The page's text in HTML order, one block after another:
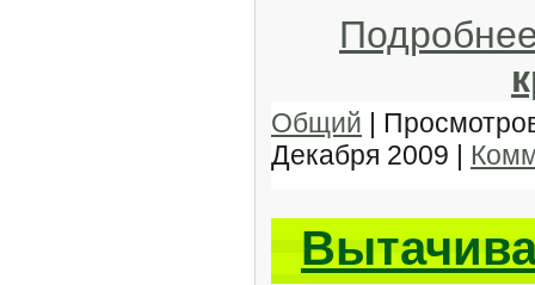
Общий |
Декабря 2009 |